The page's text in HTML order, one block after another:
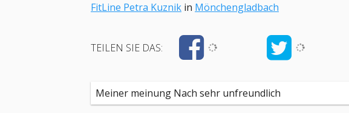
FitLine Petra Kuznik in Mönchengladbach
TEILEN SIE DAS:
Meiner meinung Nach sehr unfreundlich